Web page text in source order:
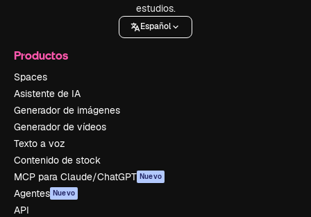
estudios.
Español
Productos
Spaces
Asistente de IA
Generador de imágenes
Generador de vídeos
Texto a voz
Contenido de stock
MCP para Claude/ChatGPT Nuevo
Agentes Nuevo
API